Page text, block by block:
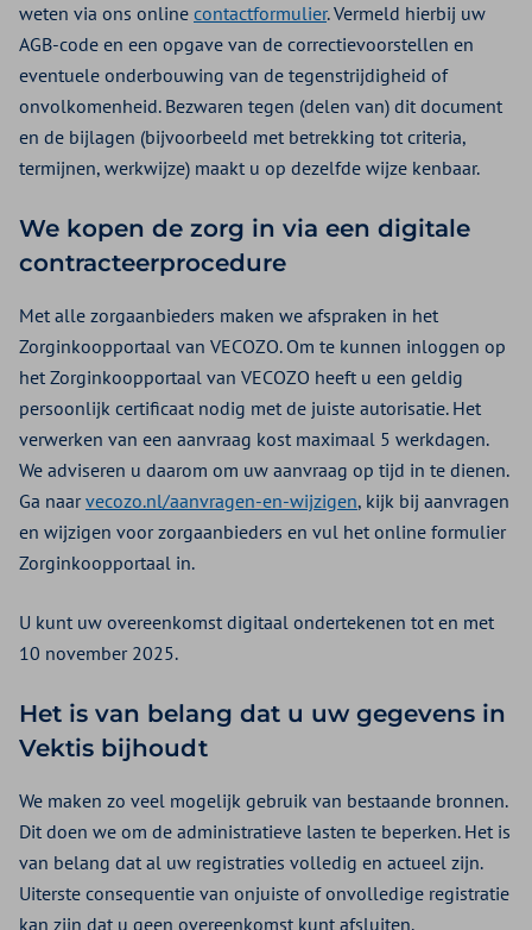
weten via ons online contactformulier. Vermeld hierbij uw
AGB-code en een opgave van de correctievoorstellen en
eventuele onderbouwing van de tegenstrijdigheid of
onvolkomenheid. Bezwaren tegen (delen van) dit document
en de bijlagen (bijvoorbeeld met betrekking tot criteria,
termijnen, werkwijze) maakt u op dezelfde wijze kenbaar.
We kopen de zorg in via een digitale
contracteerprocedure
Met alle zorgaanbieders maken we afspraken in het
Zorginkoopportaal van VECOZO. Om te kunnen inloggen op
het Zorginkoopportaal van VECOZO heeft u een geldig
persoonlijk certificaat nodig met de juiste autorisatie. Het
verwerken van een aanvraag kost maximaal 5 werkdagen.
We adviseren u daarom om uw aanvraag op tijd in te dienen.
Ga naarvecozo.nl/aanvragen-en-wijzigen, kijk bij aanvragen
en wijzigen voor zorgaanbieders en vul het online formulier
Zorginkoopportaal in.
U kunt uw overeenkomst digitaal ondertekenen tot en met
10 november 2025.
Het is van belang dat u uw gegevens in
Vektis bijhoudt
We maken zo veel mogelijk gebruik van bestaande bronnen.
Dit doen we om de administratieve lasten te beperken. Het is
van belang dat al uw registraties volledig en actueel zijn.
Uiterste consequentie van onjuiste of onvolledige registratie
kan zijn dat u geen overeenkomst kunt afsluiten.